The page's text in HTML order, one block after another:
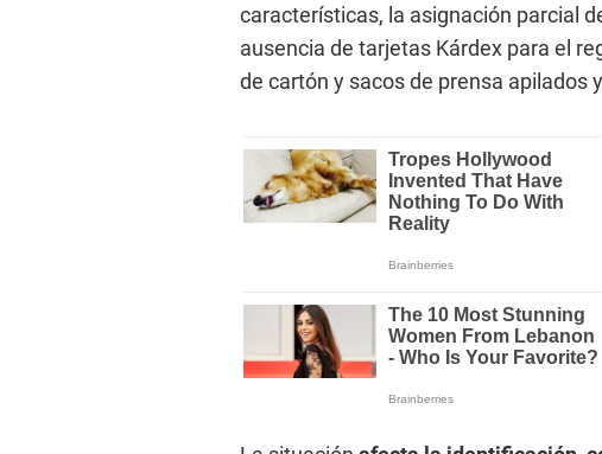
características, la asignación parcial
ausencia de tarjetas Kárdex para el
de cartón y sacos de prensa apilados